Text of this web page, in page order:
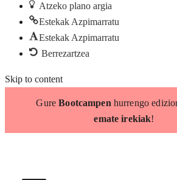
Atzeko plano argia
Estekak Azpimarratu
Estekak Azpimarratu
Berrezartzea
Skip to content
GureBootcampen hurrengo
emate irekiak!